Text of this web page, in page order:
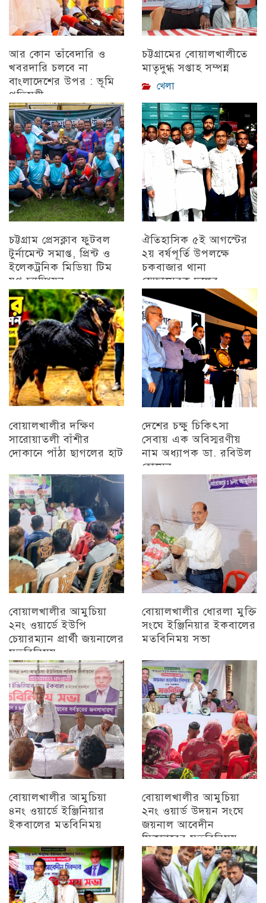
আর কোন তাঁবেদারি ও
খবরদারি চলবে না
বাংলাদেশের উপর : ভূমি
প্রতিমন্ত্রী
চট্টগ্রাম
চট্টগ্রামের বোয়ালখালীতে
মাতৃদুগ্ধ সপ্তাহ সম্পন্ন
খেলা
চট্টগ্রাম প্রেসক্লাব ফুটবল
টুর্নামেন্ট সমাপ্ত, প্রিন্ট ও
ইলেকট্রনিক মিডিয়া টিম
যুগ্ন চ্যাম্পিয়ন
চট্টগ্রাম
ঐতিহাসিক ৫ই আগস্টের
২য় বর্ষপূর্তি উপলক্ষে
চকবাজার থানা
স্বেচ্ছাসেবক দলের
প্রামাণ্যচিত্র প্রদর্শন ও
বিজয় মিছিল
চট্টগ্রাম
বোয়ালখালীর দক্ষিণ
সারোয়াতলী বাঁশীর
দোকানে পাঁঠা ছাগলের হাট
দেশের চক্ষু চিকিৎসা
সেবায় এক অবিস্মরণীয়
নাম অধ্যাপক ডা. রবিউল
হোসেন
বোয়ালখালীর আমুচিয়া
২নং ওয়ার্ডে ইউপি
চেয়ারম্যান প্রার্থী জয়নালের
মতবিনিময়
চট্টগ্রাম
বোয়ালখালীর ধোরলা মুক্তি
সংঘে ইঞ্জিনিয়ার ইকবালের
মতবিনিময় সভা
বোয়ালখালীর আমুচিয়া
৪নং ওয়ার্ডে ইঞ্জিনিয়ার
ইকবালের মতবিনিময়
বোয়ালখালীর আমুচিয়া
২নং ওয়ার্ড উদয়ন সংঘে
জয়নাল আবেদীন
সিকদারের মতবিনিময়
অন্যান্য